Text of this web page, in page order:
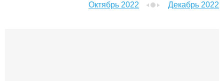
Октябрь 2022 Декабрь 2022